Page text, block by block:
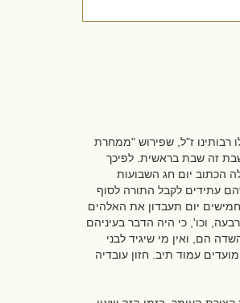
ז"ל, שפירוש "ממחרת
זה שבת בראשית. לפיכך
הכתוב יום חג השבועות
עתידים לקבל התורה לסוף
יום תעבדון את האלהים
וכו', כי היה הדבר בעיניהם
הם, ואין מי שיגיד לבני
עמוד תיב. חזון עובדיה